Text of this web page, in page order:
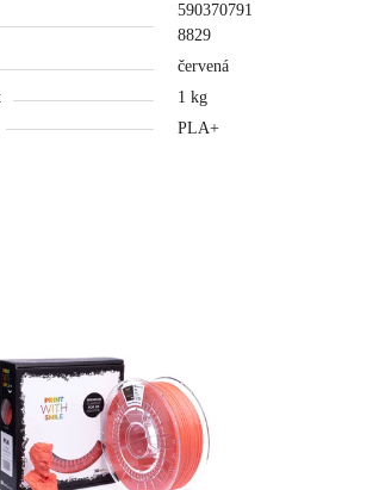
590370791
8829
červená
1 kg
PLA+